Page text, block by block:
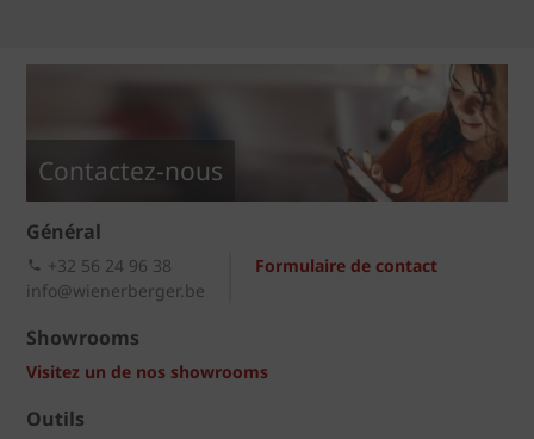
Contactez-nous
Général
Formulaire de contact
+32 56 24 96 38
info@wienerberger.be
Showrooms
Visitez un de nos showrooms
Outils